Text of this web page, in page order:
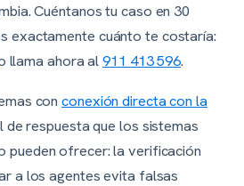
Cuéntanos tu caso en 30
exactamente cuánto te costaría:
llama ahora al911 413 596.
conconexión directa con la
de respuesta que los sistemas
pueden ofrecer: la verificación
a los agentes evita falsas